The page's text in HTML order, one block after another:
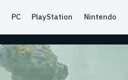
PC PlayStation Nintendo